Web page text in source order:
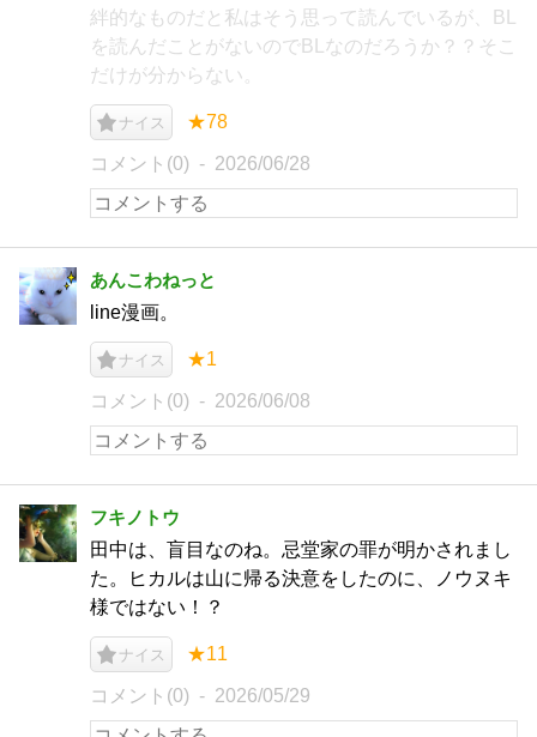
絆的なものだと私はそう思って読んでいるが、BL
を読んだことがないのでBLなのだろうか？？そこ
だけが分からない。
ナイス ★78
コメント(0) 2026/06/28
あんこわねっと
line漫画。
ナイス ★1
コメント(0) 2026/06/08
フキノトウ
田中は、盲目なのね。忌堂家の罪が明かされまし
た。ヒカルは山に帰る決意をしたのに、ノウヌキ
様ではない！？
ナイス ★11
コメント(0) 2026/05/29